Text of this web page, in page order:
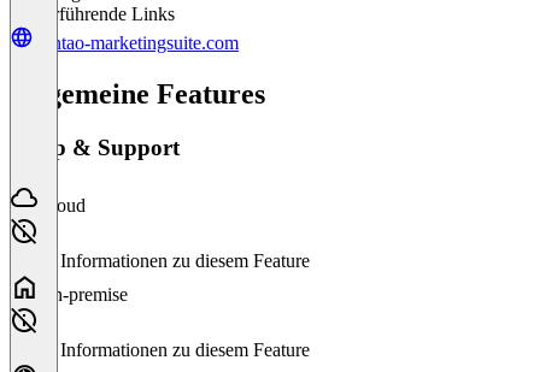
Weiterführende Links
contao-marketingsuite.com
Allgemeine Features
Setup & Support
Cloud
Keine Informationen zu diesem Feature
On-premise
Keine Informationen zu diesem Feature